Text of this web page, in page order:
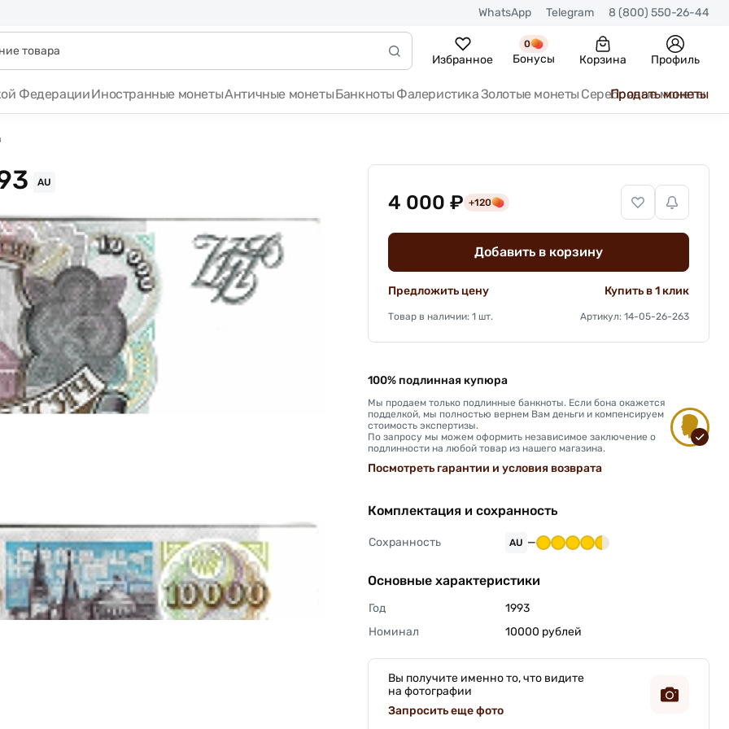
WhatsApp Telegram 8 (800) 550-26-44
Избранное
0
Бонусы Корзина Профиль
ФедерацииИностранные монетыАнтичные монетыБанкноты ФалеристикаЗолотые монеты Серебряные монеты
Продать монеты
AU
4 000 ₽ +120
Добавить в корзину
Предложить цену Купить в 1 клик
Товар в наличии: 1 шт. Артикул: 14-05-26-263
100% подлинная купюра
Мы продаем только подлинные банкноты. Если бона окажется
подделкой, мы полностью вернем Вам деньги и компенсируем
стоимость экспертизы.
По запросу мы можем оформить независимое заключение о
подлинности на любой товар из нашего магазина.
Посмотреть гарантии и условия возврата
Комплектация и сохранность
Сохранность AU —
Основные характеристики
Год
1993
Номинал
10000 рублей
Вы получите именно то, что видите
на фотографии
Запросить еще фото